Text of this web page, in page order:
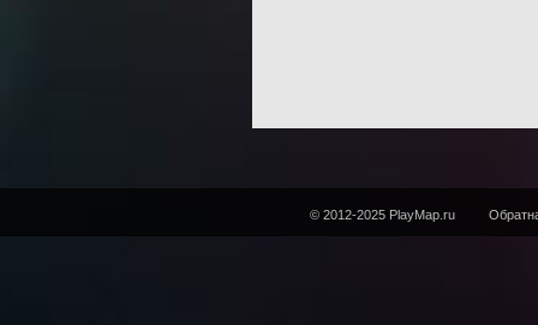
© 2012-2025 PlayMap.ru